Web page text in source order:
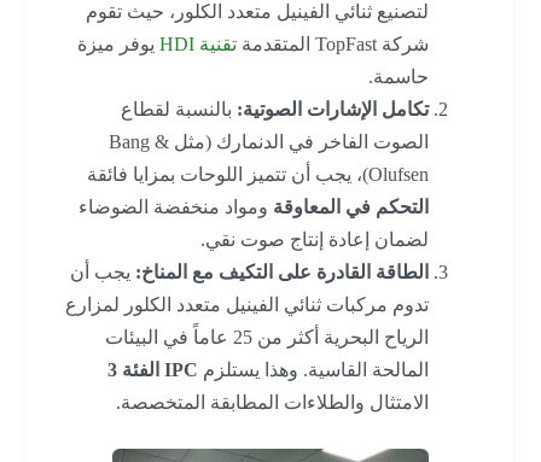
لتصنيع ثنائي الفينيل متعدد الكلور، حيث تقوم
شركة TopFast المتقدمة
تقنية HDI
يوفر ميزة
حاسمة.
تكامل الإشارات الصوتية:بالنسبة لقطاع
الصوت الفاخر في الدنمارك (مثل Bang &
Olufsen)، يجب أن تتميز اللوحات بمزايا فائقة
التحكم في المعاوقةومواد منخفضة الضوضاء
لضمان إعادة إنتاج صوت نقي.
الطاقة القادرة على التكيف مع المناخ:يجب أن
تدوم مركبات ثنائي الفينيل متعدد الكلور لمزارع
الرياح البحرية أكثر من 25 عاماً في البيئات
المالحة القاسية. وهذا يستلزمIPC الفئة 3
الامتثال والطلاءات المطابقة المتخصصة.